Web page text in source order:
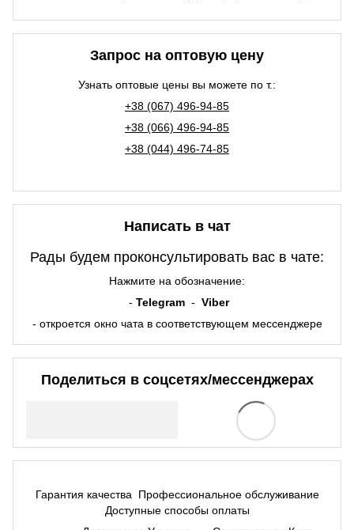
Запрос на оптовую цену
Узнать оптовые цены вы можете по т.:
+38 (067) 496-94-85
+38 (066) 496-94-85
+38 (044) 496-74-85
Написать в чат
Рады будем проконсультировать вас в чате:
Нажмите на обозначение:
- Telegram - Viber
- откроется окно чата в соответствующем мессенджере
Поделиться в соцсетях/мессенджерах
Гарантия качества Профессиональное обслуживание
Доступные способы оплаты